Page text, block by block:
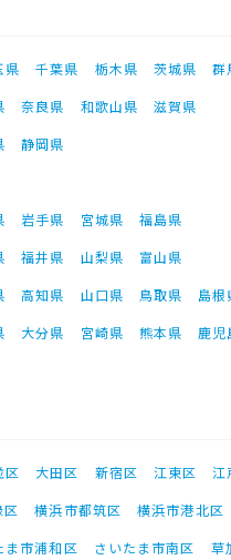
県 千葉県 栃木県 茨城県
群
奈良県 和歌山県
滋賀県
静岡県
岩手県 宮城県
福島県
福井県 山梨県
富山県
高知県 山口県 鳥取県 島根
大分県 宮崎県 熊本県 鹿児
区 大田区 新宿区 江東区 江
区 横浜市都筑区 横浜市港北区
ま市浦和区 さいたま市南区 草